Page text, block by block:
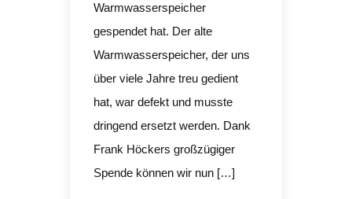
Warmwasserspeicher
gespendet hat. Der alte
Warmwasserspeicher, der uns
über viele Jahre treu gedient
hat, war defekt und musste
dringend ersetzt werden. Dank
Frank Höckers großzügiger
Spende können wir nun […]